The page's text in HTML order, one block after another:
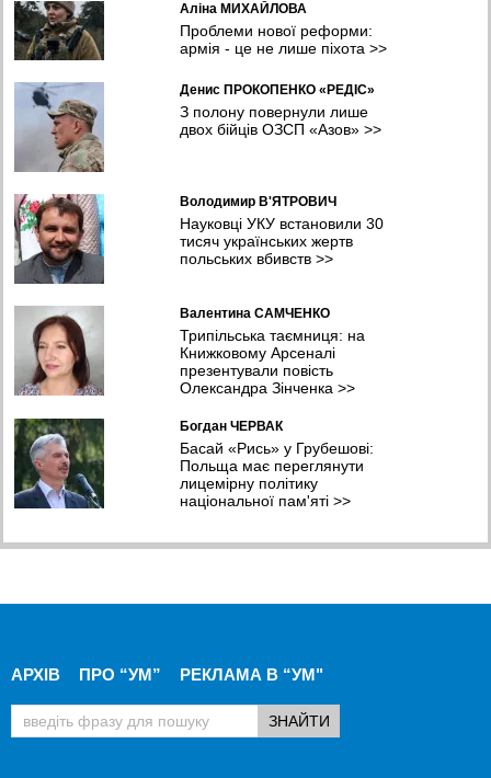
Аліна МИХАЙЛОВА
Проблеми нової реформи:
армія - це не лише піхота >>
Денис ПРОКОПЕНКО «РЕДІС»
З полону повернули лише
двох бійців ОЗСП «Азов»>>
Володимир В'ЯТРОВИЧ
Науковці УКУ встановили 30
тисяч українських жертв
польських вбивств>>
Валентина САМЧЕНКО
Трипільська таємниця: на
Книжковому Арсеналі
презентували повість
Олександра Зінченка >>
Богдан ЧЕРВАК
Басай «Рись» у Грубешові:
Польща має переглянути
лицемірну політику
національної пам'яті>>
АРХІВ ПРО “УМ” РЕКЛАМА В “УМ"